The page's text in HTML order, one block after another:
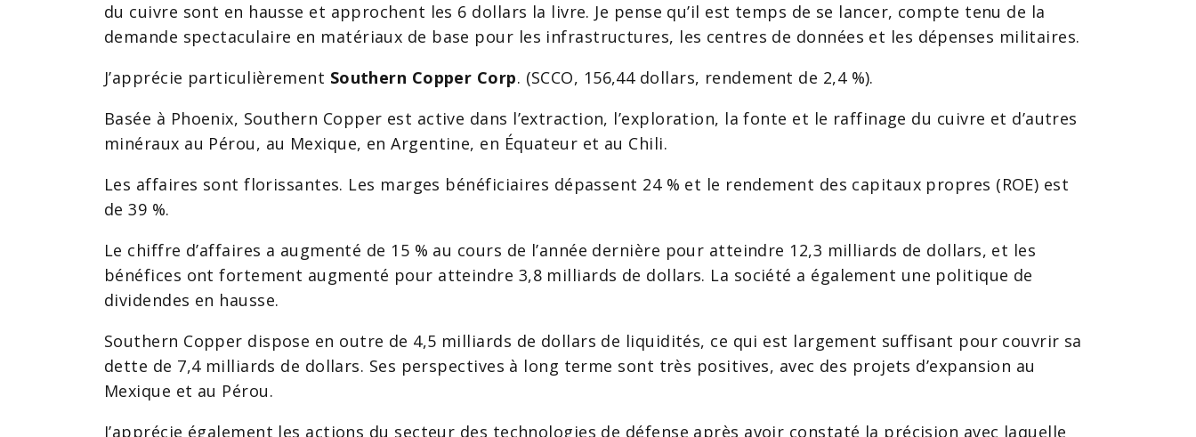
du cuivre sont en hausse et approchent les 6 dollars la livre. Je pense qu’il est temps de se lancer, compte tenu de la
demande spectaculaire en matériaux de base pour les infrastructures, les centres de données et les dépenses militaires.
J’apprécie particulièrement Southern Copper Corp. (SCCO, 156,44 dollars, rendement de 2,4 %).
Basée à Phoenix, Southern Copper est active dans l’extraction, l’exploration, la fonte et le raffinage du cuivre et d’autres
minéraux au Pérou, au Mexique, en Argentine, en Équateur et au Chili.
Les affaires sont florissantes. Les marges bénéficiaires dépassent 24 % et le rendement des capitaux propres (ROE) est
de 39 %.
Le chiffre d’affaires a augmenté de 15 % au cours de l’année dernière pour atteindre 12,3 milliards de dollars, et les
bénéfices ont fortement augmenté pour atteindre 3,8 milliards de dollars. La société a également une politique de
dividendes en hausse.
Southern Copper dispose en outre de 4,5 milliards de dollars de liquidités, ce qui est largement suffisant pour couvrir sa
dette de 7,4 milliards de dollars. Ses perspectives à long terme sont très positives, avec des projets d’expansion au
Mexique et au Pérou.
J’apprécie également les actions du secteur des technologies de défense après avoir constaté la précision avec laquelle